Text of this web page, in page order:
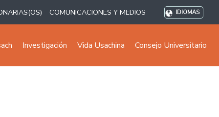
COMUNICACIONES Y MEDIOS IDIOMAS
Investigación Vida Usachina Consejo Universitario